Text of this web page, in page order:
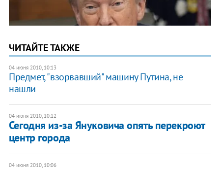
ЧИТАЙТЕ ТАКЖЕ
04 июня 2010, 10:13
Предмет, "взорвавший" машину Путина, не
нашли
04 июня 2010, 10:12
Сегодня из-за Януковича опять перекроют
центр города
04 июня 2010, 10:06